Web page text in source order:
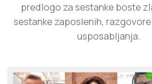
predlogo za sestanke boste
sestanke zaposlenih,
usposabljanja.